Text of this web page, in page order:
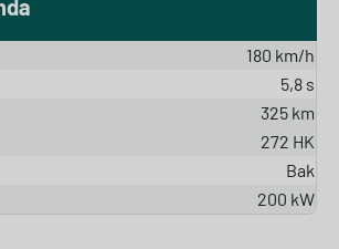
180 km/h
5,8 s
325 km
272 HK
Bak
200 kW